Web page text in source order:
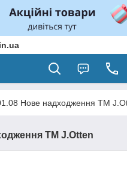
Нове надходження ТМ
ТМ J.Otten